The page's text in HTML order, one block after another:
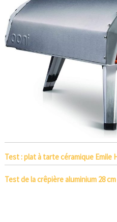
Test : plat à tarte céramique Emile
Test de la crêpière aluminium 28